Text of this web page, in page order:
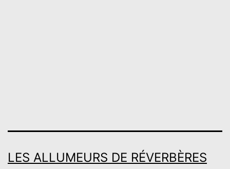
LES ALLUMEURS DE RÉVERBÈRES